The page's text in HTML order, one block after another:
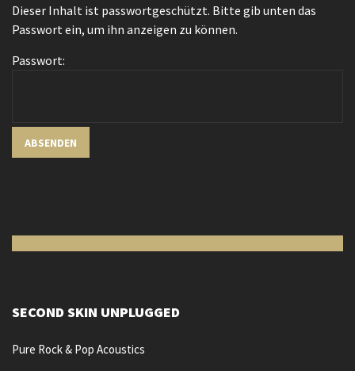
Dieser Inhalt ist passwortgeschützt. Bitte gib unten das
Passwort ein, um ihn anzeigen zu können.
Passwort:
SECOND SKIN UNPLUGGED
Pure Rock & Pop Acoustics